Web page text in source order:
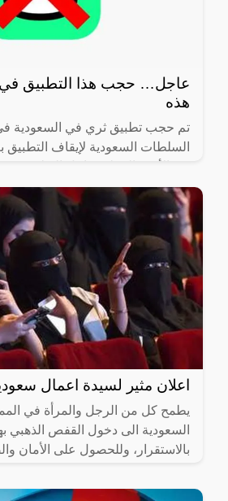
عاجل… حجب هذا التطبيق في
هذه
تم حجب تطبيق ثري في السعودية
السلطات السعودية لإيقاف التطبيق
اعلان مثير لسيدة اعمال سعودية
يطمح كل من الرجل والمرأة في
السعودية الى دخول القفص الذهبي
بالاستقرار، وللحصول على الأمان